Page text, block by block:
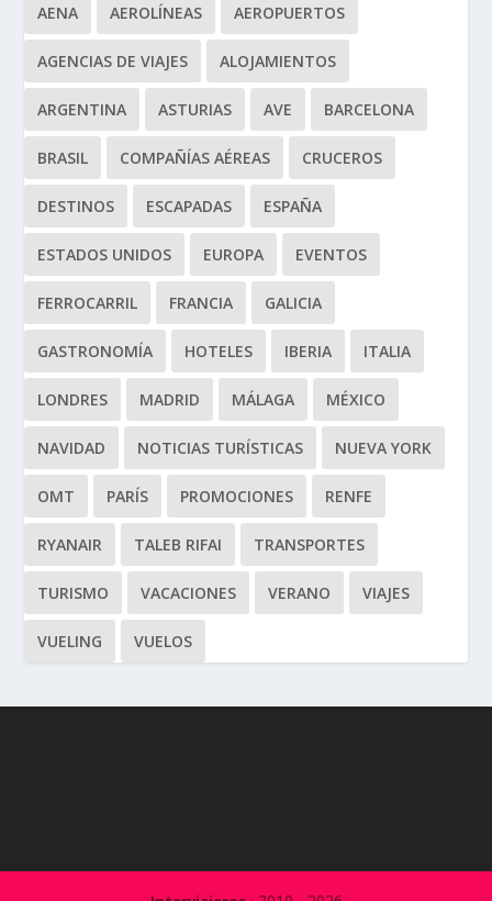
AENA AEROLÍNEAS AEROPUERTOS
AGENCIAS DE VIAJES ALOJAMIENTOS
ARGENTINA ASTURIAS AVE BARCELONA
BRASIL COMPAÑÍAS AÉREAS CRUCEROS
DESTINOS ESCAPADAS ESPAÑA
ESTADOS UNIDOS EUROPA EVENTOS
FERROCARRIL FRANCIA GALICIA
GASTRONOMÍA HOTELES IBERIA ITALIA
LONDRES MADRID MÁLAGA MÉXICO
NAVIDAD NOTICIAS TURÍSTICAS NUEVA YORK
OMT PARÍS PROMOCIONES RENFE
RYANAIR TALEB RIFAI TRANSPORTES
TURISMO VACACIONES VERANO VIAJES
VUELING VUELOS